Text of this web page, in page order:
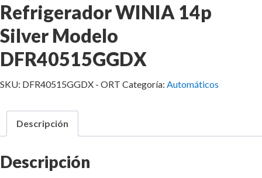
Refrigerador WINIA 14p
Silver Modelo
DFR40515GGDX
SKU: DFR40515GGDX - ORT Categoría: Automáticos
Descripción
Descripción